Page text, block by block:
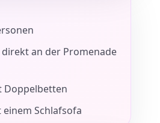
an der Promenade
Doppelbetten
Schlafsofa